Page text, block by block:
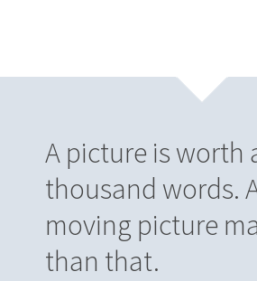
A picture is worth
thousand words.
moving picture
than that.